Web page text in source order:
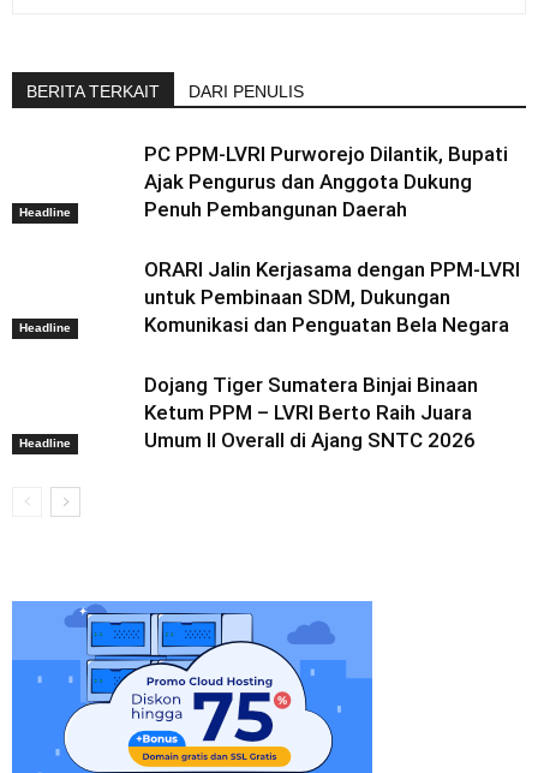
BERITA TERKAIT DARI PENULIS
Headline
PC PPM-LVRI Purworejo Dilantik, Bupati
Ajak Pengurus dan Anggota Dukung
Penuh Pembangunan Daerah
Headline
ORARI Jalin Kerjasama dengan PPM-LVRI
untuk Pembinaan SDM, Dukungan
Komunikasi dan Penguatan Bela Negara
Headline
Dojang Tiger Sumatera Binjai Binaan
Ketum PPM – LVRI Berto Raih Juara
Umum II Overall di Ajang SNTC 2026